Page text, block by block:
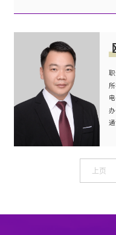
职
所
办
通
上页